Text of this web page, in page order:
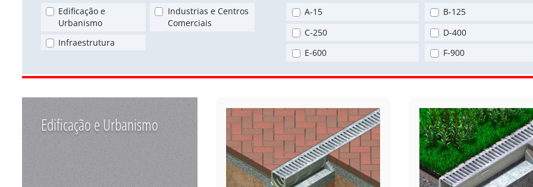
Edificação e
Urbanismo
Industrias e Centros
Comerciais
Infraestrutura
A-15
B-125
C-250
D-400
E-600
F-900
Edificação e Urbanismo